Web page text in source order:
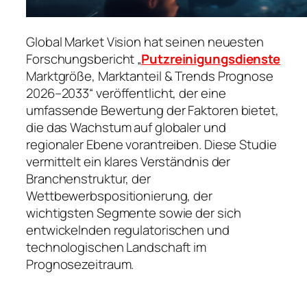
Global Market Vision hat seinen neuesten
Forschungsbericht „Putzreinigungsdienste
Marktgröße, Marktanteil & Trends Prognose
2026–2033“ veröffentlicht, der eine
umfassende Bewertung der Faktoren bietet,
die das Wachstum auf globaler und
regionaler Ebene vorantreiben. Diese Studie
vermittelt ein klares Verständnis der
Branchenstruktur, der
Wettbewerbspositionierung, der
wichtigsten Segmente sowie der sich
entwickelnden regulatorischen und
technologischen Landschaft im
Prognosezeitraum.